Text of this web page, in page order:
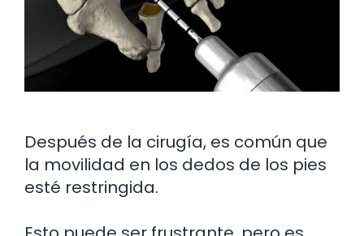
Después de la cirugía, es común que
la movilidad en los dedos de los pies
esté restringida.